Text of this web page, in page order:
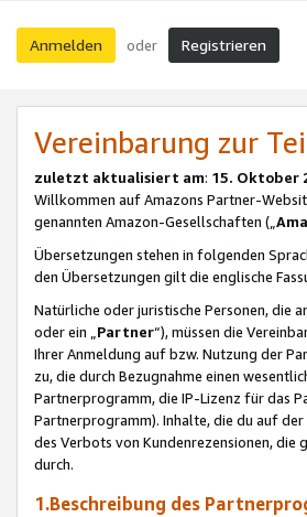
Anmelden oder Registrieren
Vereinbarung zur
zuletzt aktualisiert am: 15. Oktober
Willkommen auf Amazons Partner-
genannten Amazon-Gesellschaften („
Übersetzungen stehen in folgenden
den Übersetzungen gilt die englische
Natürliche oder juristische Personen, die
oder ein „Partner“), müssen die
Ihrer Anmeldung auf bzw. Nutzung der
zu, die durch Bezugnahme einen
Partnerprogramm, die IP-Lizenz für das
Partnerprogramm). Inhalte, die du auf
des Verbots von Kundenrezensionen,
durch.
1.Beschreibung des